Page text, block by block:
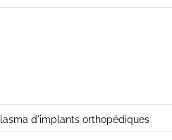
d'implants orthopédiques